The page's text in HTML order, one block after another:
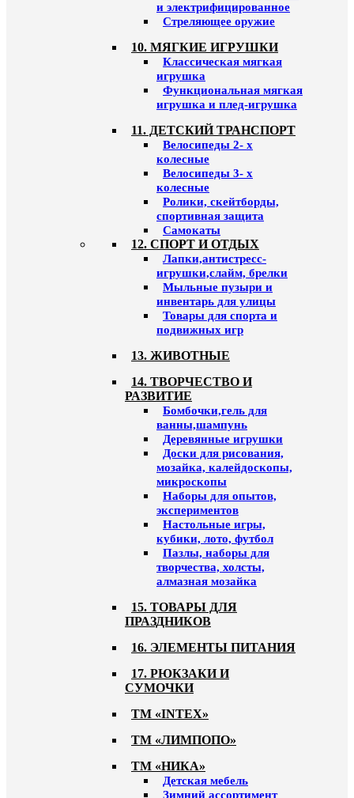
и электрифицированное
Стреляющее оружие
10. МЯГКИЕ ИГРУШКИ
Классическая мягкая
игрушка
Функциональная мягкая
игрушка и плед-игрушка
11. ДЕТСКИЙ ТРАНСПОРТ
Велосипеды 2- х
колесные
Велосипеды 3- х
колесные
Ролики, скейтборды,
спортивная защита
Самокаты
12. СПОРТ И ОТДЫХ
Лапки,антистресс-
игрушки,слайм, брелки
Мыльные пузыри и
инвентарь для улицы
Товары для спорта и
подвижных игр
13. ЖИВОТНЫЕ
14. ТВОРЧЕСТВО И
РАЗВИТИЕ
Бомбочки,гель для
ванны,шампунь
Деревянные игрушки
Доски для рисования,
мозайка, калейдоскопы,
микроскопы
Наборы для опытов,
экспериментов
Настольные игры,
кубики, лото, футбол
Пазлы, наборы для
творчества, холсты,
алмазная мозайка
15. ТОВАРЫ ДЛЯ
ПРАЗДНИКОВ
16. ЭЛЕМЕНТЫ ПИТАНИЯ
17. РЮКЗАКИ И
СУМОЧКИ
ТМ «INTEX»
ТМ «ЛИМПОПО»
ТМ «НИКА»
Детская мебель
Зимний ассортимент